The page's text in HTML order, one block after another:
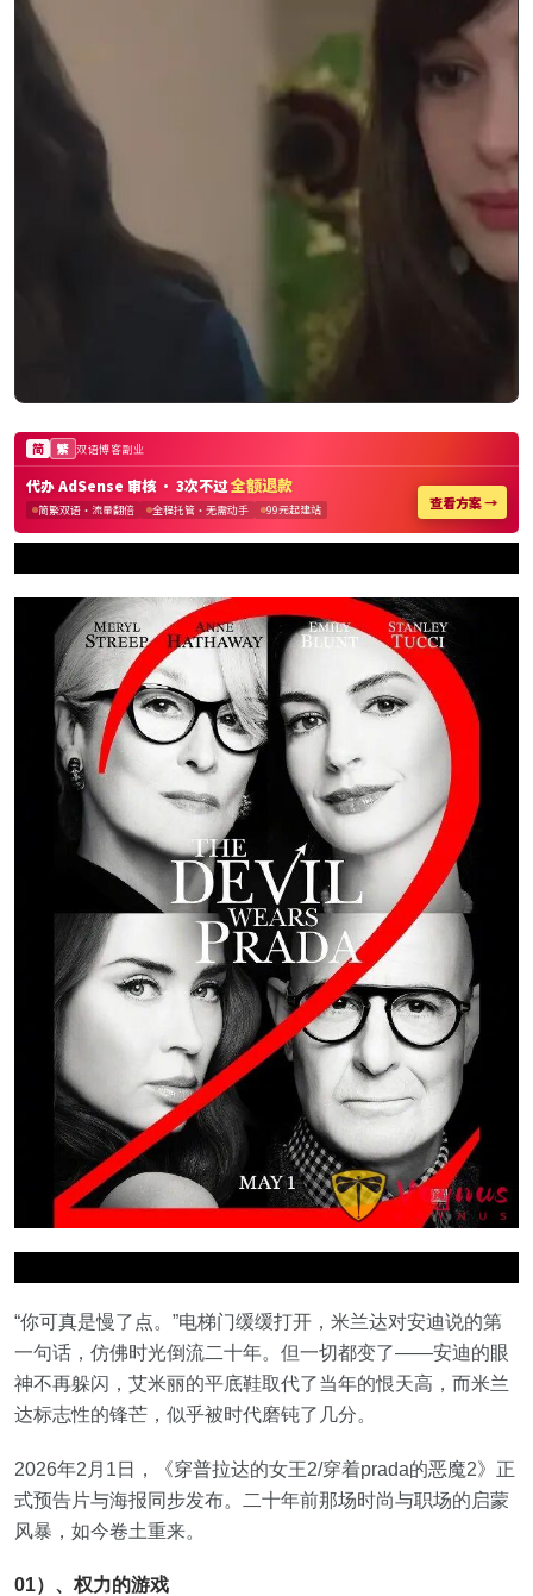
“你可真是慢了点。”电梯门缓缓打开，米兰达对安迪说的第
一句话，仿佛时光倒流二十年。但一切都变了——安迪的眼
神不再躲闪，艾米丽的平底鞋取代了当年的恨天高，而米兰
达标志性的锋芒，似乎被时代磨钝了几分。
2026年2月1日，《穿普拉达的女王2/穿着prada的恶魔2》正
式预告片与海报同步发布。二十年前那场时尚与职场的启蒙
风暴，如今卷土重来。
01）、权力的游戏